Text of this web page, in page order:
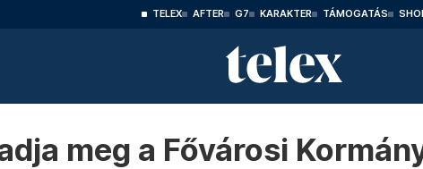
TELEX AFTER G7 KARAKTER TÁMOGATÁS
meg a Fővárosi